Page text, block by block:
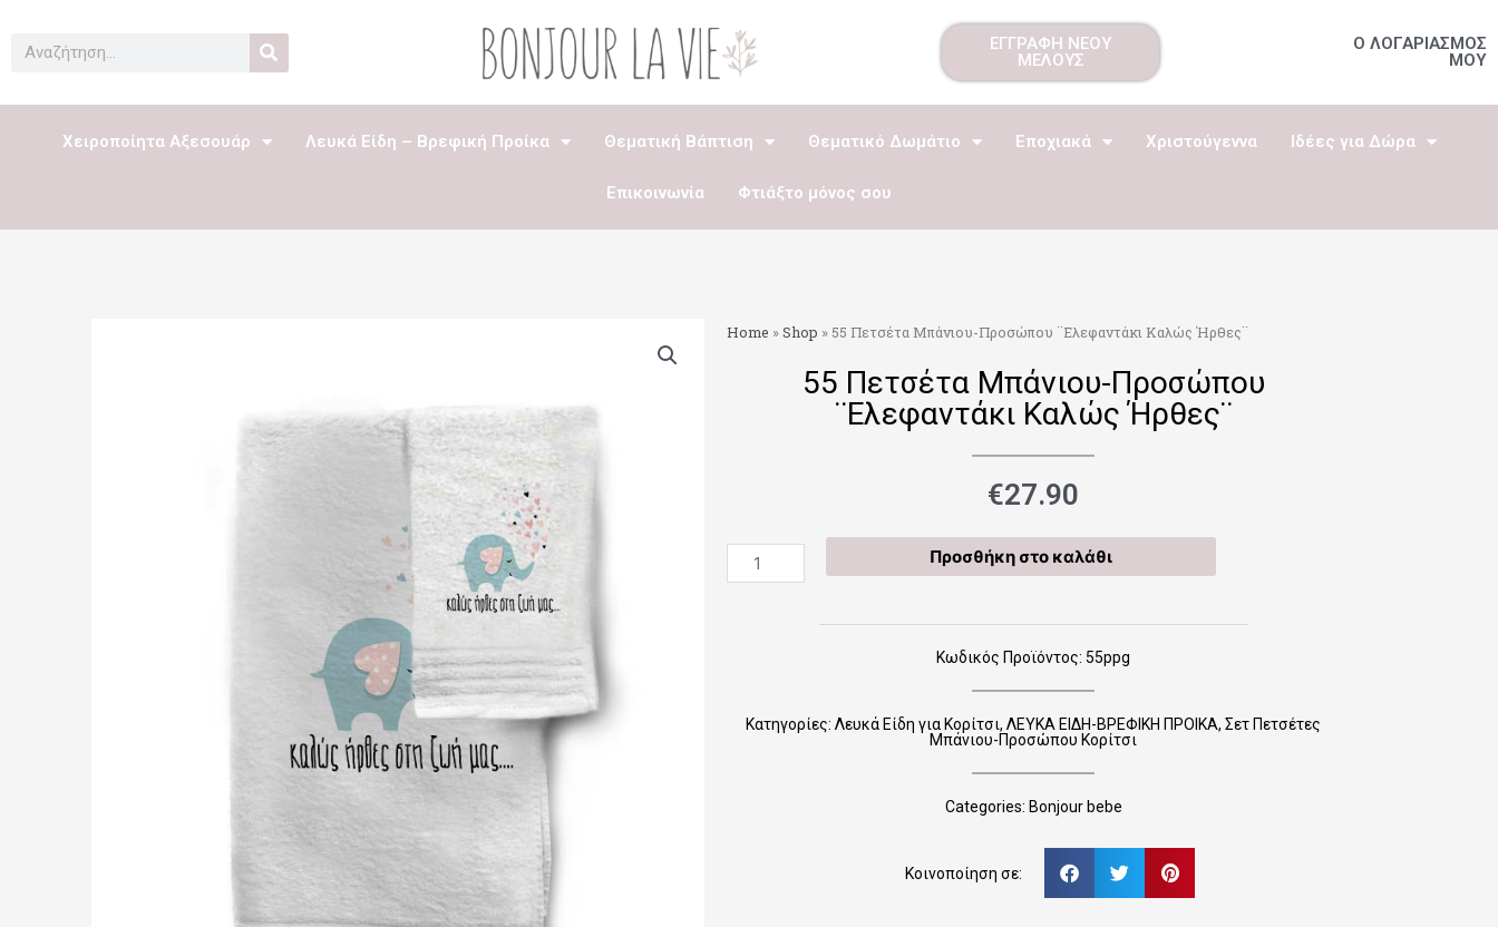
περιεχόμενο
Search
ΕΓΓΡΑΦΗ ΝΕΟΥ
ΜΕΛΟΥΣ
Ο ΛΟΓΑΡΙΑΣΜΟΣ
ΜΟΥ
Χειροποίητα Αξεσουάρ Λευκά Είδη – Βρεφική Προίκα Θεματική Βάπτιση Θεματικό Δωμάτιο Εποχιακά Χριστούγεννα Ιδέες για Δώρα
Επικοινωνία Φτιάξτο μόνος σου
Home »Shop » 55 Πετσέτα Μπάνιου-Προσώπου ¨Ελεφαντάκι Καλώς Ήρθες¨
55 Πετσέτα Μπάνιου-Προσώπου
¨Ελεφαντάκι Καλώς Ήρθες¨
€27.90
55
Πετσέτα
ποσότητα
Προσθήκη στο καλάθι
Κωδικός Προϊόντος: 55ppg
Κατηγορίες: Λευκά Είδη για Κορίτσι, ΛΕΥΚΑ ΕΙΔΗ-ΒΡΕΦΙΚΗ ΠΡΟΙΚΑ, Σετ Πετσέτες
Μπάνιου-Προσώπου Κορίτσι
Categories: Bonjour bebe
Κοινοποίηση σε: